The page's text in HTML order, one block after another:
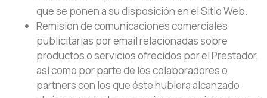
que se ponen a su disposición en el Sitio Web.
Remisión de comunicaciones comerciales
publicitarias por email relacionadas sobre
productos o servicios ofrecidos por el Prestador,
así como por parte de los colaboradores o
partners con los que éste hubiera alcanzado